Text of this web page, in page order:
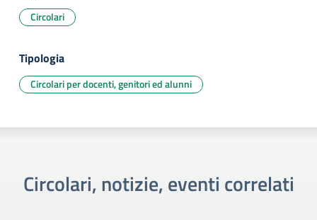
Circolari
Tipologia
Circolari per docenti, genitori ed alunni
Circolari, notizie, eventi correlati